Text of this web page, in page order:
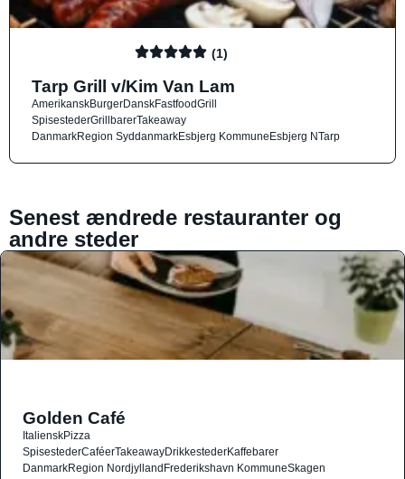
(1)
Tarp Grill v/Kim Van Lam
AmerikanskBurgerDanskFastfoodGrill
SpisestederGrillbarerTakeaway
DanmarkRegion SyddanmarkEsbjerg KommuneEsbjerg NTarp
Senest ændrede restauranter og
andre steder
Golden Café
ItalienskPizza
SpisestederCaféerTakeawayDrikkestederKaffebarer
DanmarkRegion NordjyllandFrederikshavn KommuneSkagen